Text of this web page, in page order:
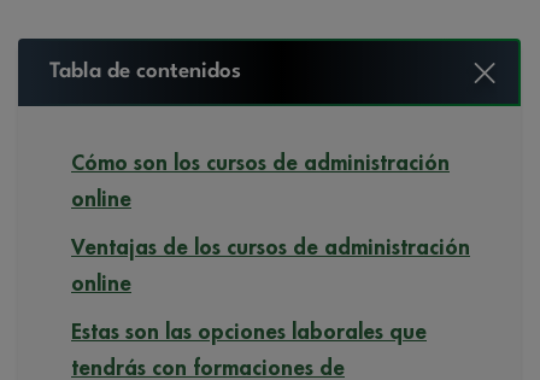
Tabla de contenidos
Cómo son los cursos de administración
online
Ventajas de los cursos de administración
online
Estas son las opciones laborales que
tendrás con formaciones de